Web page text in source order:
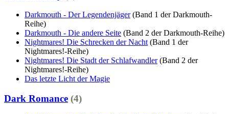
Darkmouth - Der Legendenjäger (Band 1 der Darkmouth-
Reihe)
Darkmouth - Die andere Seite (Band 2 der Darkmouth-Reihe)
Nightmares! Die Schrecken der Nacht (Band 1 der
Nightmares!-Reihe)
Nightmares! Die Stadt der Schlafwandler (Band 2 der
Nightmares!-Reihe)
Das letzte Licht der Magie
Dark Romance (4)